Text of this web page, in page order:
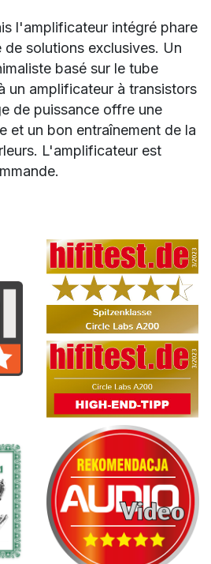
l'amplificateur intégré phare
solutions exclusives. Un
basé sur le tube
un amplificateur à transistors
de puissance offre une
et un bon entraînement de la
L'amplificateur est